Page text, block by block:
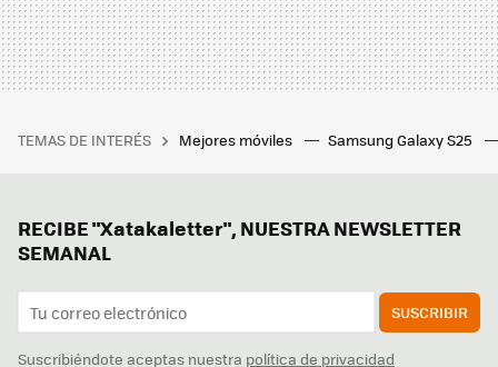
TEMAS DE INTERÉS Mejores móviles Samsung Galaxy S25
RECIBE "Xatakaletter", NUESTRA NEWSLETTER
SEMANAL
SUSCRIBIR
Suscribiéndote aceptas nuestra política de privacidad